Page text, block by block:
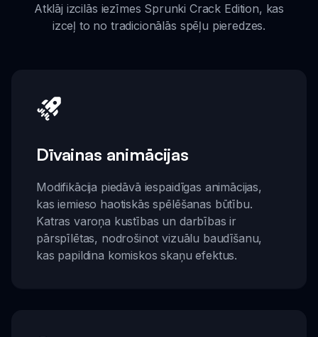
Atklāj izcilās iezīmes Sprunki Crack Edition, kas
izceļ to no tradicionālās spēļu pieredzes.
Dīvainas animācijas
Modifikācija piedāvā iespaidīgas animācijas,
kas iemieso haotiskās spēlēšanas būtību.
Katras varoņa kustības un darbības ir
pārspīlētas, nodrošinot vizuālu baudīšanu,
kas papildina komiskos skaņu efektus.